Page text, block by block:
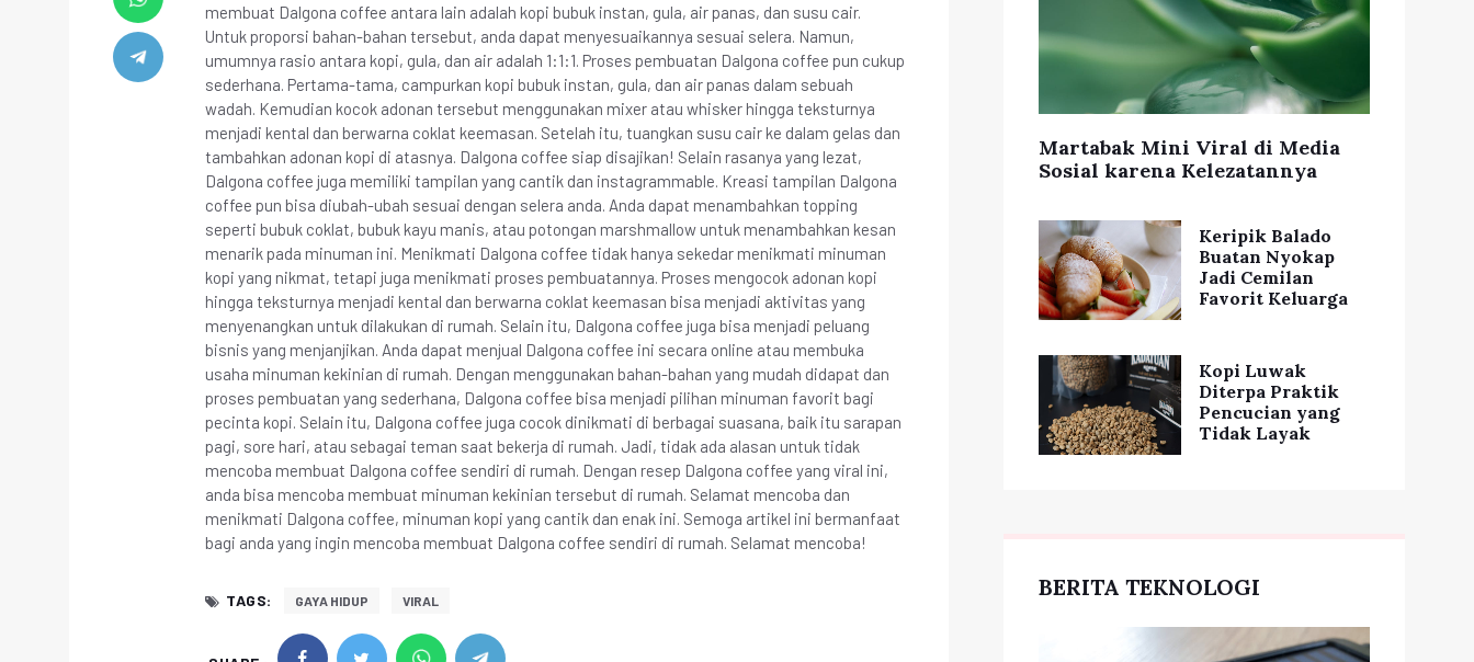
membuat Dalgona coffee antara lain adalah kopi bubuk instan, gula, air panas, dan susu cair.
Untuk proporsi bahan-bahan tersebut, anda dapat menyesuaikannya sesuai selera. Namun,
umumnya rasio antara kopi, gula, dan air adalah 1:1:1. Proses pembuatan Dalgona coffee pun cukup
sederhana. Pertama-tama, campurkan kopi bubuk instan, gula, dan air panas dalam sebuah
wadah. Kemudian kocok adonan tersebut menggunakan mixer atau whisker hingga teksturnya
menjadi kental dan berwarna coklat keemasan. Setelah itu, tuangkan susu cair ke dalam gelas dan
tambahkan adonan kopi di atasnya. Dalgona coffee siap disajikan! Selain rasanya yang lezat,
Dalgona coffee juga memiliki tampilan yang cantik dan instagrammable. Kreasi tampilan Dalgona
coffee pun bisa diubah-ubah sesuai dengan selera anda. Anda dapat menambahkan topping
seperti bubuk coklat, bubuk kayu manis, atau potongan marshmallow untuk menambahkan kesan
menarik pada minuman ini. Menikmati Dalgona coffee tidak hanya sekedar menikmati minuman
kopi yang nikmat, tetapi juga menikmati proses pembuatannya. Proses mengocok adonan kopi
hingga teksturnya menjadi kental dan berwarna coklat keemasan bisa menjadi aktivitas yang
menyenangkan untuk dilakukan di rumah. Selain itu, Dalgona coffee juga bisa menjadi peluang
bisnis yang menjanjikan. Anda dapat menjual Dalgona coffee ini secara online atau membuka
usaha minuman kekinian di rumah. Dengan menggunakan bahan-bahan yang mudah didapat dan
proses pembuatan yang sederhana, Dalgona coffee bisa menjadi pilihan minuman favorit bagi
pecinta kopi. Selain itu, Dalgona coffee juga cocok dinikmati di berbagai suasana, baik itu sarapan
pagi, sore hari, atau sebagai teman saat bekerja di rumah. Jadi, tidak ada alasan untuk tidak
mencoba membuat Dalgona coffee sendiri di rumah. Dengan resep Dalgona coffee yang viral ini,
anda bisa mencoba membuat minuman kekinian tersebut di rumah. Selamat mencoba dan
menikmati Dalgona coffee, minuman kopi yang cantik dan enak ini. Semoga artikel ini bermanfaat
bagi anda yang ingin mencoba membuat Dalgona coffee sendiri di rumah. Selamat mencoba!
TAGS: GAYA HIDUP VIRAL
Martabak Mini Viral di Media
Sosial karena Kelezatannya
Keripik Balado
Buatan Nyokap
Jadi Cemilan
Favorit Keluarga
Kopi Luwak
Diterpa Praktik
Pencucian yang
Tidak Layak
BERITA TEKNOLOGI